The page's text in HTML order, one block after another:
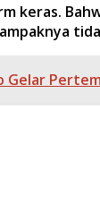
keras.
Gelar